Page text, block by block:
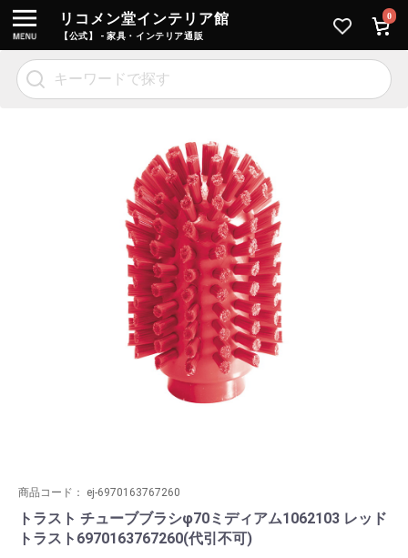
リコメン堂インテリア館
【公式】 - 家具・インテリア通販
0
商品コード： ej-6970163767260
トラスト チューブブラシφ70ミディアム1062103 レッド
トラスト6970163767260(代引不可)